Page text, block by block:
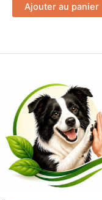
Ajouter au panier